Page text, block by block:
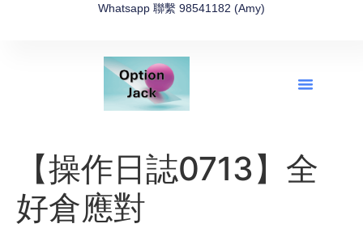
Whatsapp 聯繫 98541182 (Amy)
【操作日誌0713】全
好倉應對